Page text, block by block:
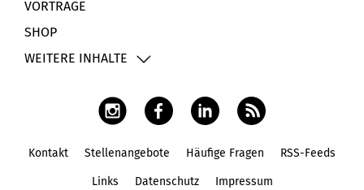
VORTRÄGE
SHOP
WEITERE INHALTE
Kontakt Stellenangebote Häufige Fragen RSS-Feeds
Links Datenschutz Impressum